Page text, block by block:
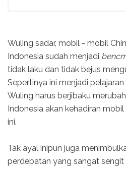
Wuling sadar, mobil - mobil
Indonesia sudah menjadi
tidak laku dan tidak bejus
Sepertinya ini menjadi
Wuling harus berjibaku
Indonesia akan kehadiran
ini.
Tak ayal inipun juga
perdebatan yang sangat